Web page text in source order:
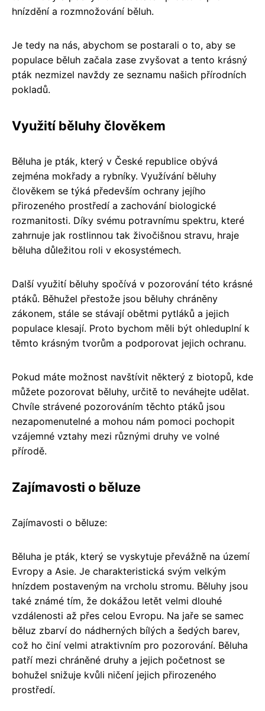
hnízdění a rozmnožování běluh.
Je tedy na nás, abychom se postarali o to, aby se
populace běluh začala zase zvyšovat a tento krásný
pták nezmizel navždy ze seznamu našich přírodních
pokladů.
Využití běluhy člověkem
Běluha je pták, který v České republice obývá
zejména mokřady a rybníky. Využívání běluhy
člověkem se týká především ochrany jejího
přirozeného prostředí a zachování biologické
rozmanitosti. Díky svému potravnímu spektru, které
zahrnuje jak rostlinnou tak živočišnou stravu, hraje
běluha důležitou roli v ekosystémech.
Další využití běluhy spočívá v pozorování této krásné
ptáků. Běhužel přestože jsou běluhy chráněny
zákonem, stále se stávají obětmi pytláků a jejich
populace klesají. Proto bychom měli být ohleduplní k
těmto krásným tvorům a podporovat jejich ochranu.
Pokud máte možnost navštívit některý z biotopů, kde
můžete pozorovat běluhy, určitě to neváhejte udělat.
Chvíle strávené pozorováním těchto ptáků jsou
nezapomenutelné a mohou nám pomoci pochopit
vzájemné vztahy mezi různými druhy ve volné
přírodě.
Zajímavosti o běluze
Zajímavosti o běluze:
Běluha je pták, který se vyskytuje převážně na území
Evropy a Asie. Je charakteristická svým velkým
hnízdem postaveným na vrcholu stromu. Běluhy jsou
také známé tím, že dokážou letět velmi dlouhé
vzdálenosti až přes celou Evropu. Na jaře se samec
běluz zbarví do nádherných bílých a šedých barev,
což ho činí velmi atraktivním pro pozorování. Běluha
patří mezi chráněné druhy a jejich početnost se
bohužel snižuje kvůli ničení jejich přirozeného
prostředí.